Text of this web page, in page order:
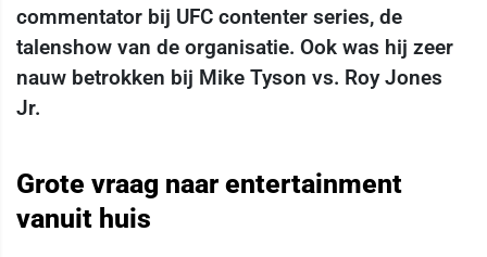
commentator bij UFC contenter series, de
talenshow van de organisatie. Ook was hij zeer
nauw betrokken bij Mike Tyson vs. Roy Jones
Jr.
Grote vraag naar entertainment
vanuit huis